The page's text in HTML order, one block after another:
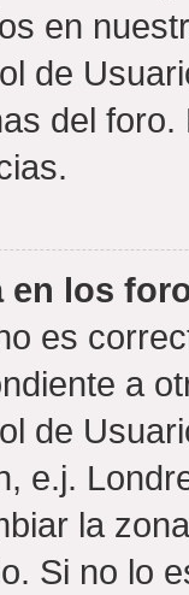
en
de
del
en los
es
a
de
e.j.
la
Si no lo